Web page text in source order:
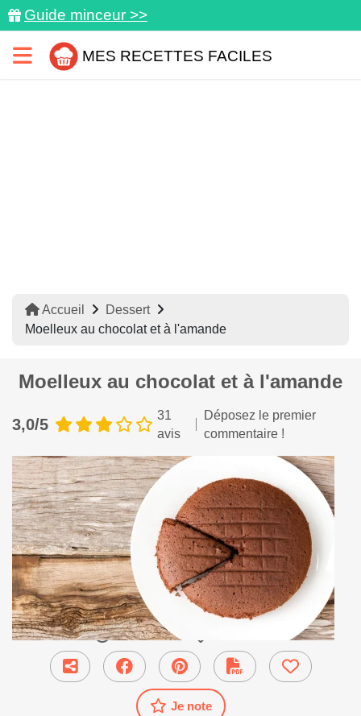
Guide minceur >>
MES RECETTES FACILES
Accueil
Dessert
Moelleux au chocolat et à l'amande
Moelleux au chocolat et à l'amande
3,0/5
31
avis
Déposez le premier
commentaire !
45 min ●
Je note